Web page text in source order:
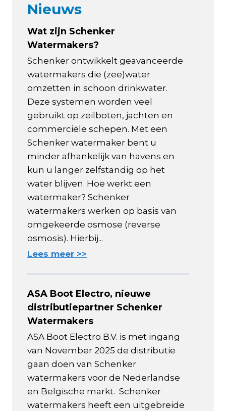
Nieuws
Wat zijn Schenker
Watermakers?
Schenker ontwikkelt geavanceerde
watermakers die (zee)water
omzetten in schoon drinkwater.
Deze systemen worden veel
gebruikt op zeilboten, jachten en
commerciële schepen. Met een
Schenker watermaker bent u
minder afhankelijk van havens en
kun u langer zelfstandig op het
water blijven. Hoe werkt een
watermaker? Schenker
watermakers werken op basis van
omgekeerde osmose (reverse
osmosis). Hierbij...
Lees meer >>
ASA Boot Electro, nieuwe
distributiepartner Schenker
Watermakers
ASA Boot Electro B.V. is met ingang
van November 2025 de distributie
gaan doen van Schenker
watermakers voor de Nederlandse
en Belgische markt. Schenker
watermakers heeft een uitgebreide